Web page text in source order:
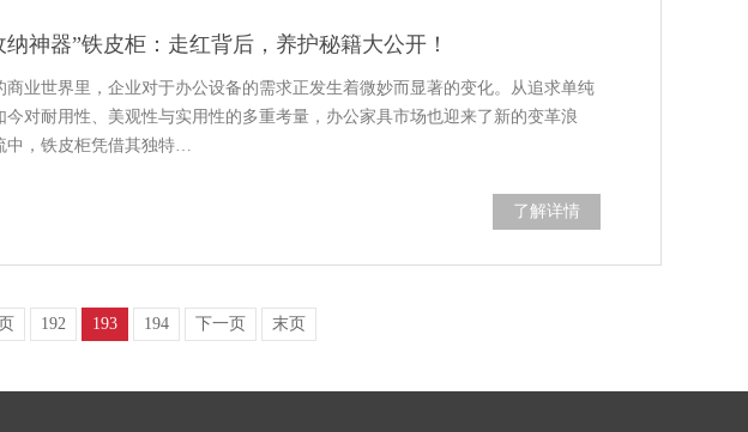
纳神器”铁皮柜：走红背后，养护秘籍大公开！
商业世界里，企业对于办公设备的需求正发生着微妙而显著的变化。从追求单纯
今对耐用性、美观性与实用性的多重考量，办公家具市场也迎来了新的变革浪
中，铁皮柜凭借其独特…
了解详情
192 193 194 下一页 末页